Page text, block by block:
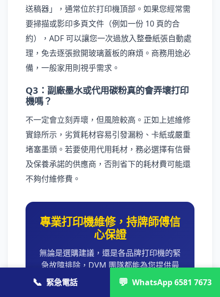
送稿器」，通常位於打印機頂部。如果您經常需
要掃描或影印多頁文件（例如一份 10 頁的合
約），ADF 可以讓您一次過放入整疊紙張自動處
理，免去逐張掀開玻璃蓋板的麻煩。商務用途必
備，一般家用則視乎需求。
Q3：副廠墨水或代用碳粉真的會弄壞打印
機嗎？
不一定會立刻弄壞，但風險較高。正如上述維修
實錄所示，劣質耗材容易引發漏粉、卡紙或嚴重
堵塞墨頭。若要使用代用耗材，務必選擇有信譽
及保養承諾的供應商，否則省下的耗材費可能還
不夠付維修費。
專業打印機維修，持牌師傅信
心保證
無論是選購建議，還是各品牌打印機的緊
急故障排除，DVM 團隊都能為您提供最
專業的技術支援。我們承諾報價透明，上
門檢查費 HK$200 起，修不好絕不亂收
📞 緊急電話 💬 WhatsApp 6581 7673